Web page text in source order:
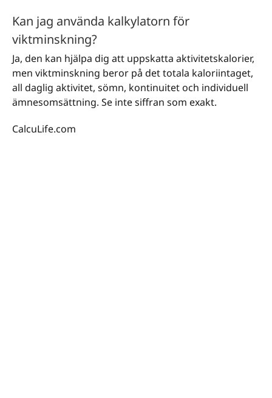
Kan jag använda kalkylatorn för
viktminskning?
Ja, den kan hjälpa dig att uppskatta aktivitetskalorier,
men viktminskning beror på det totala kaloriintaget,
all daglig aktivitet, sömn, kontinuitet och individuell
ämnesomsättning. Se inte siffran som exakt.
CalcuLife.com